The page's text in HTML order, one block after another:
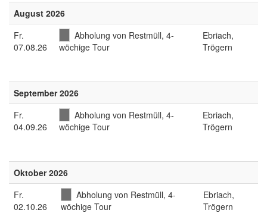
August 2026
Fr.
07.08.26
Abholung von Restmüll, 4-
wöchige Tour
Ebriach,
Trögern
September 2026
Fr.
04.09.26
Abholung von Restmüll, 4-
wöchige Tour
Ebriach,
Trögern
Oktober 2026
Fr.
02.10.26
Abholung von Restmüll, 4-
wöchige Tour
Ebriach,
Trögern